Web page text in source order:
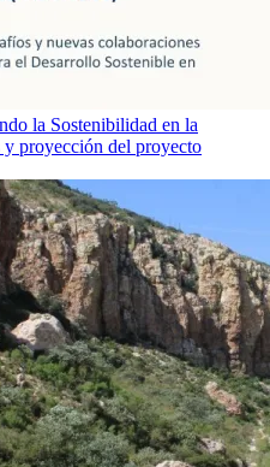
la Sostenibilidad en la
proyección del proyecto